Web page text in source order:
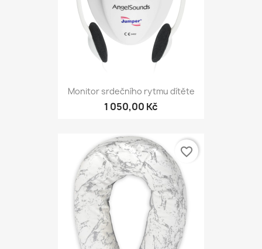
Monitor srdečního rytmu dítěte
1 050,00 Kč
favorite_border